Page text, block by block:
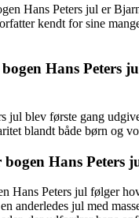
Hans Peters jul er
kendt for sine
Hans Peters
jul blev første gang
blandt både børn og
Hans Peters
Hans Peters jul følger
anderledes jul med